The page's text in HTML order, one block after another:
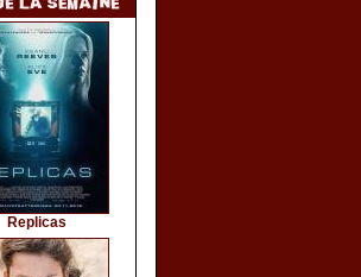
Replicas